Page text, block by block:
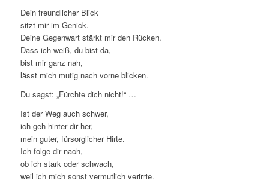
Dein freundlicher Blick
sitzt mir im Genick.
Deine Gegenwart stärkt mir den Rücken.
Dass ich weiß, du bist da,
bist mir ganz nah,
lässt mich mutig nach vorne blicken.
Du sagst: „Fürchte dich nicht!“ …
Ist der Weg auch schwer,
ich geh hinter dir her,
mein guter, fürsorglicher Hirte.
Ich folge dir nach,
ob ich stark oder schwach,
weil ich mich sonst vermutlich verirrte.